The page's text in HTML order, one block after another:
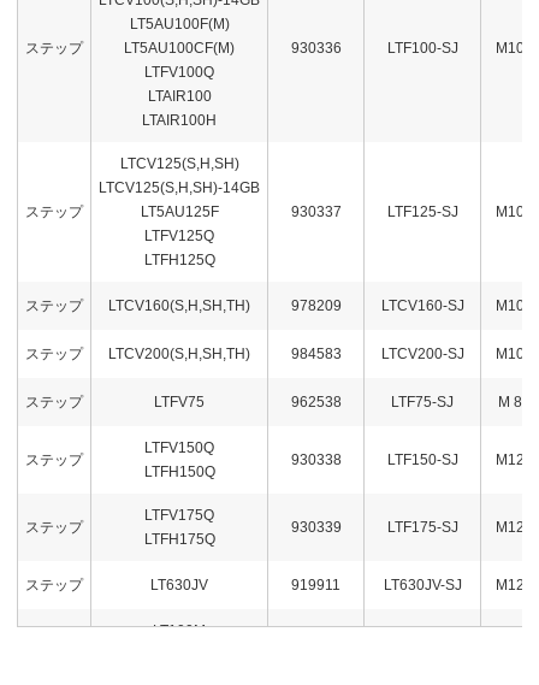
ステップ
LT5AU100F(M)
LT5AU100CF(M)
LTFV100Q
LTAIR100
LTAIR100H
930336 LTF100-SJ M10
ステップ
LTCV125(S,H,SH)
LTCV125(S,H,SH)-14GB
LT5AU125F
LTFV125Q
LTFH125Q
930337 LTF125-SJ M10
ステップ LTCV160(S,H,SH,TH) 978209 LTCV160-SJ M10
ステップ LTCV200(S,H,SH,TH) 984583 LTCV200-SJ M10
ステップ LTFV75 962538 LTF75-SJ M 8
ステップ
LTFV150Q
LTFH150Q
930338 LTF150-SJ M12
ステップ
LTFV175Q
LTFH175Q
930339 LTF175-SJ M12
ステップ LT630JV 919911 LT630JV-SJ M12
LT100M